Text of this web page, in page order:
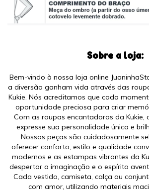
Sobre a loja:
Bem-vindo à nossa loja online
a diversão ganham vida através das
Kukie. Nós acreditamos que cada
oportunidade preciosa para criar
Com as roupas encantadoras da Kukie,
expresse sua personalidade única e
Nossas peças são cuidadosamente
oferecer conforto, estilo e qualidade
modernos e as estampas vibrantes da
despertar a imaginação e o espírito
Cada vestido, camiseta, calça ou
com amor, utilizando materiais